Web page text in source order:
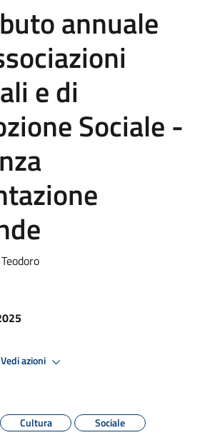
annuale
e di
Sociale -
Vedi azioni
Cultura Sociale